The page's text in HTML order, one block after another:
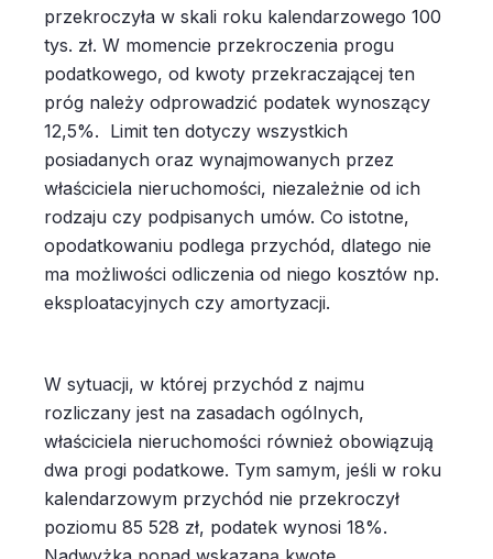
przekroczyła w skali roku kalendarzowego 100
tys. zł. W momencie przekroczenia progu
podatkowego, od kwoty przekraczającej ten
próg należy odprowadzić podatek wynoszący
12,5%. Limit ten dotyczy wszystkich
posiadanych oraz wynajmowanych przez
właściciela nieruchomości, niezależnie od ich
rodzaju czy podpisanych umów. Co istotne,
opodatkowaniu podlega przychód, dlatego nie
ma możliwości odliczenia od niego kosztów np.
eksploatacyjnych czy amortyzacji.
W sytuacji, w której przychód z najmu
rozliczany jest na zasadach ogólnych,
właściciela nieruchomości również obowiązują
dwa progi podatkowe. Tym samym, jeśli w roku
kalendarzowym przychód nie przekroczył
poziomu 85 528 zł, podatek wynosi 18%.